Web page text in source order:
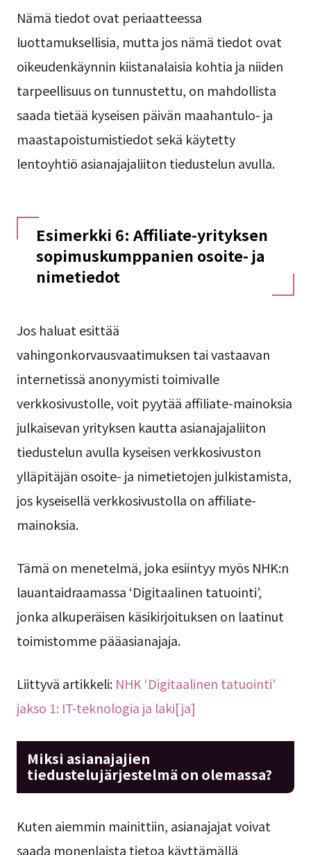
Nämä tiedot ovat periaatteessa
luottamuksellisia, mutta jos nämä tiedot ovat
oikeudenkäynnin kiistanalaisia kohtia ja niiden
tarpeellisuus on tunnustettu, on mahdollista
saada tietää kyseisen päivän maahantulo- ja
maastapoistumistiedot sekä käytetty
lentoyhtiö asianajajaliiton tiedustelun avulla.
Esimerkki 6: Affiliate-yrityksen
sopimuskumppanien osoite- ja
nimetiedot
Jos haluat esittää
vahingonkorvausvaatimuksen tai vastaavan
internetissä anonyymisti toimivalle
verkkosivustolle, voit pyytää affiliate-mainoksia
julkaisevan yrityksen kautta asianajajaliiton
tiedustelun avulla kyseisen verkkosivuston
ylläpitäjän osoite- ja nimetietojen julkistamista,
jos kyseisellä verkkosivustolla on affiliate-
mainoksia.
Tämä on menetelmä, joka esiintyy myös NHK:n
lauantaidraamassa ‘Digitaalinen tatuointi’,
jonka alkuperäisen käsikirjoituksen on laatinut
toimistomme pääasianajaja.
Liittyvä artikkeli: NHK ‘Digitaalinen tatuointi’
jakso 1: IT-teknologia ja laki[ja]
Miksi asianajajien
tiedustelujärjestelmä on olemassa?
Kuten aiemmin mainittiin, asianajajat voivat
saada monenlaista tietoa käyttämällä